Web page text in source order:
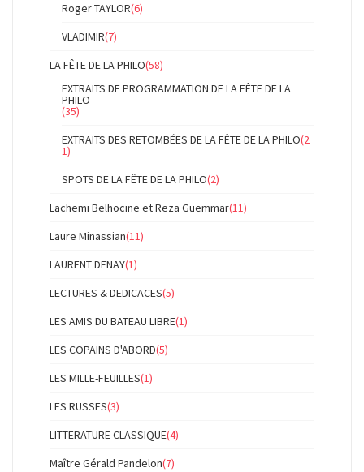
Roger TAYLOR(6)
VLADIMIR(7)
LA FÊTE DE LA PHILO(58)
EXTRAITS DE PROGRAMMATION DE LA FÊTE DE LA
PHILO
(35)
EXTRAITS DES RETOMBÉES DE LA FÊTE DE LA PHILO(2
1)
SPOTS DE LA FÊTE DE LA PHILO(2)
Lachemi Belhocine et Reza Guemmar(11)
Laure Minassian(11)
LAURENT DENAY(1)
LECTURES & DEDICACES(5)
LES AMIS DU BATEAU LIBRE(1)
LES COPAINS D'ABORD(5)
LES MILLE-FEUILLES(1)
LES RUSSES(3)
LITTERATURE CLASSIQUE(4)
Maître Gérald Pandelon(7)